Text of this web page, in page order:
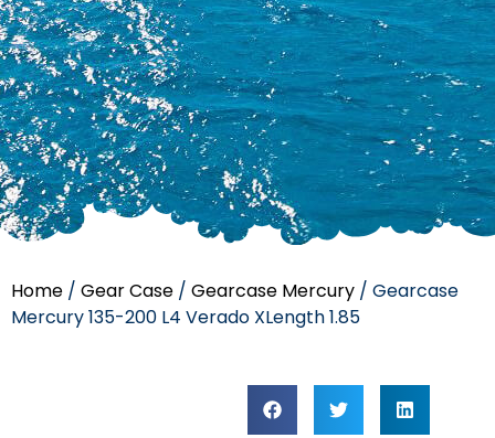
Home / Gear Case / Gearcase Mercury / Gearcase
Mercury 135-200 L4 Verado XLength 1.85